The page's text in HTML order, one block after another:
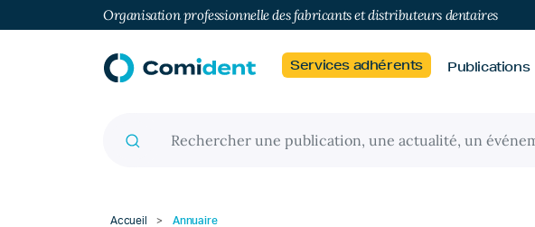
Organisation professionnelle des fabricants et distributeurs dentaires
Services adhérents Publications
Accueil > Annuaire